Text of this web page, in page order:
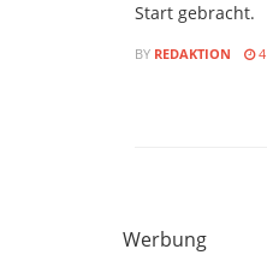
Start gebracht.
BY REDAKTION 4
Werbung